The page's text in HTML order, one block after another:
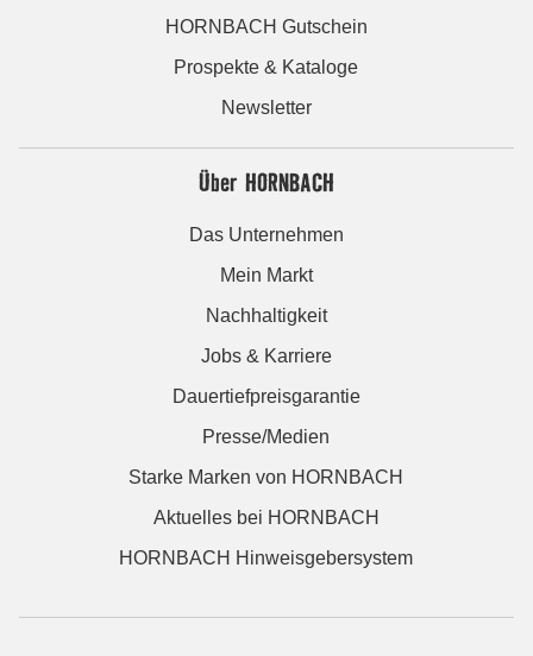
HORNBACH Gutschein
Prospekte & Kataloge
Newsletter
Über HORNBACH
Das Unternehmen
Mein Markt
Nachhaltigkeit
Jobs & Karriere
Dauertiefpreisgarantie
Presse/Medien
Starke Marken von HORNBACH
Aktuelles bei HORNBACH
HORNBACH Hinweisgebersystem